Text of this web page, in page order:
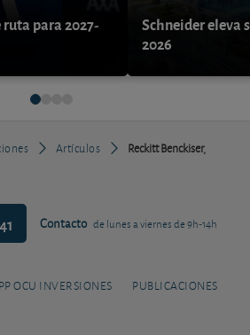
para 2027-
Schneider eleva
2026
Artículos
Reckitt Benckiser,
Contacto de lunes a viernes de 9h-14h
OCU INVERSIONES PUBLICACIONES